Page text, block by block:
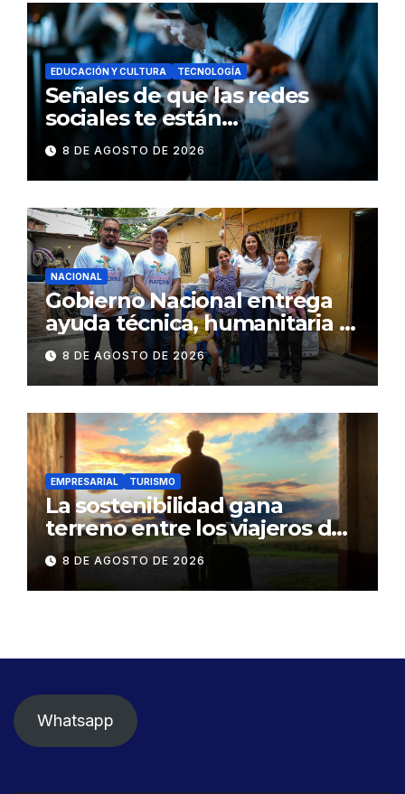
EDUCACIÓN Y CULTURA TECNOLOGÍA
Señales de que las redes
sociales te están
consumiendo
8 DE AGOSTO DE 2026
NACIONAL
Gobierno Nacional entrega
ayuda técnica, humanitaria y
Bono Joaquín Gallegos Lara a
familia en situación de
vulnerabilidad
8 DE AGOSTO DE 2026
EMPRESARIAL TURISMO
La sostenibilidad gana
terreno entre los viajeros de
negocios
8 DE AGOSTO DE 2026
Whatsapp